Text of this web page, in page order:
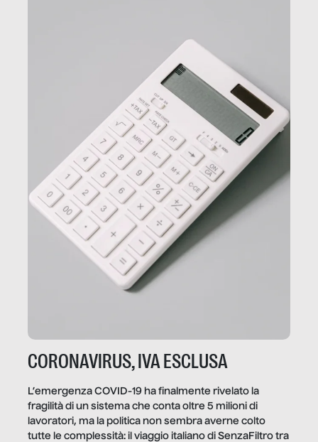
CORONAVIRUS, IVA ESCLUSA
L’emergenza COVID-19 ha finalmente rivelato la
fragilità di un sistema che conta oltre 5 milioni di
lavoratori, ma la politica non sembra averne colto
tutte le complessità: il viaggio italiano di SenzaFiltro tra